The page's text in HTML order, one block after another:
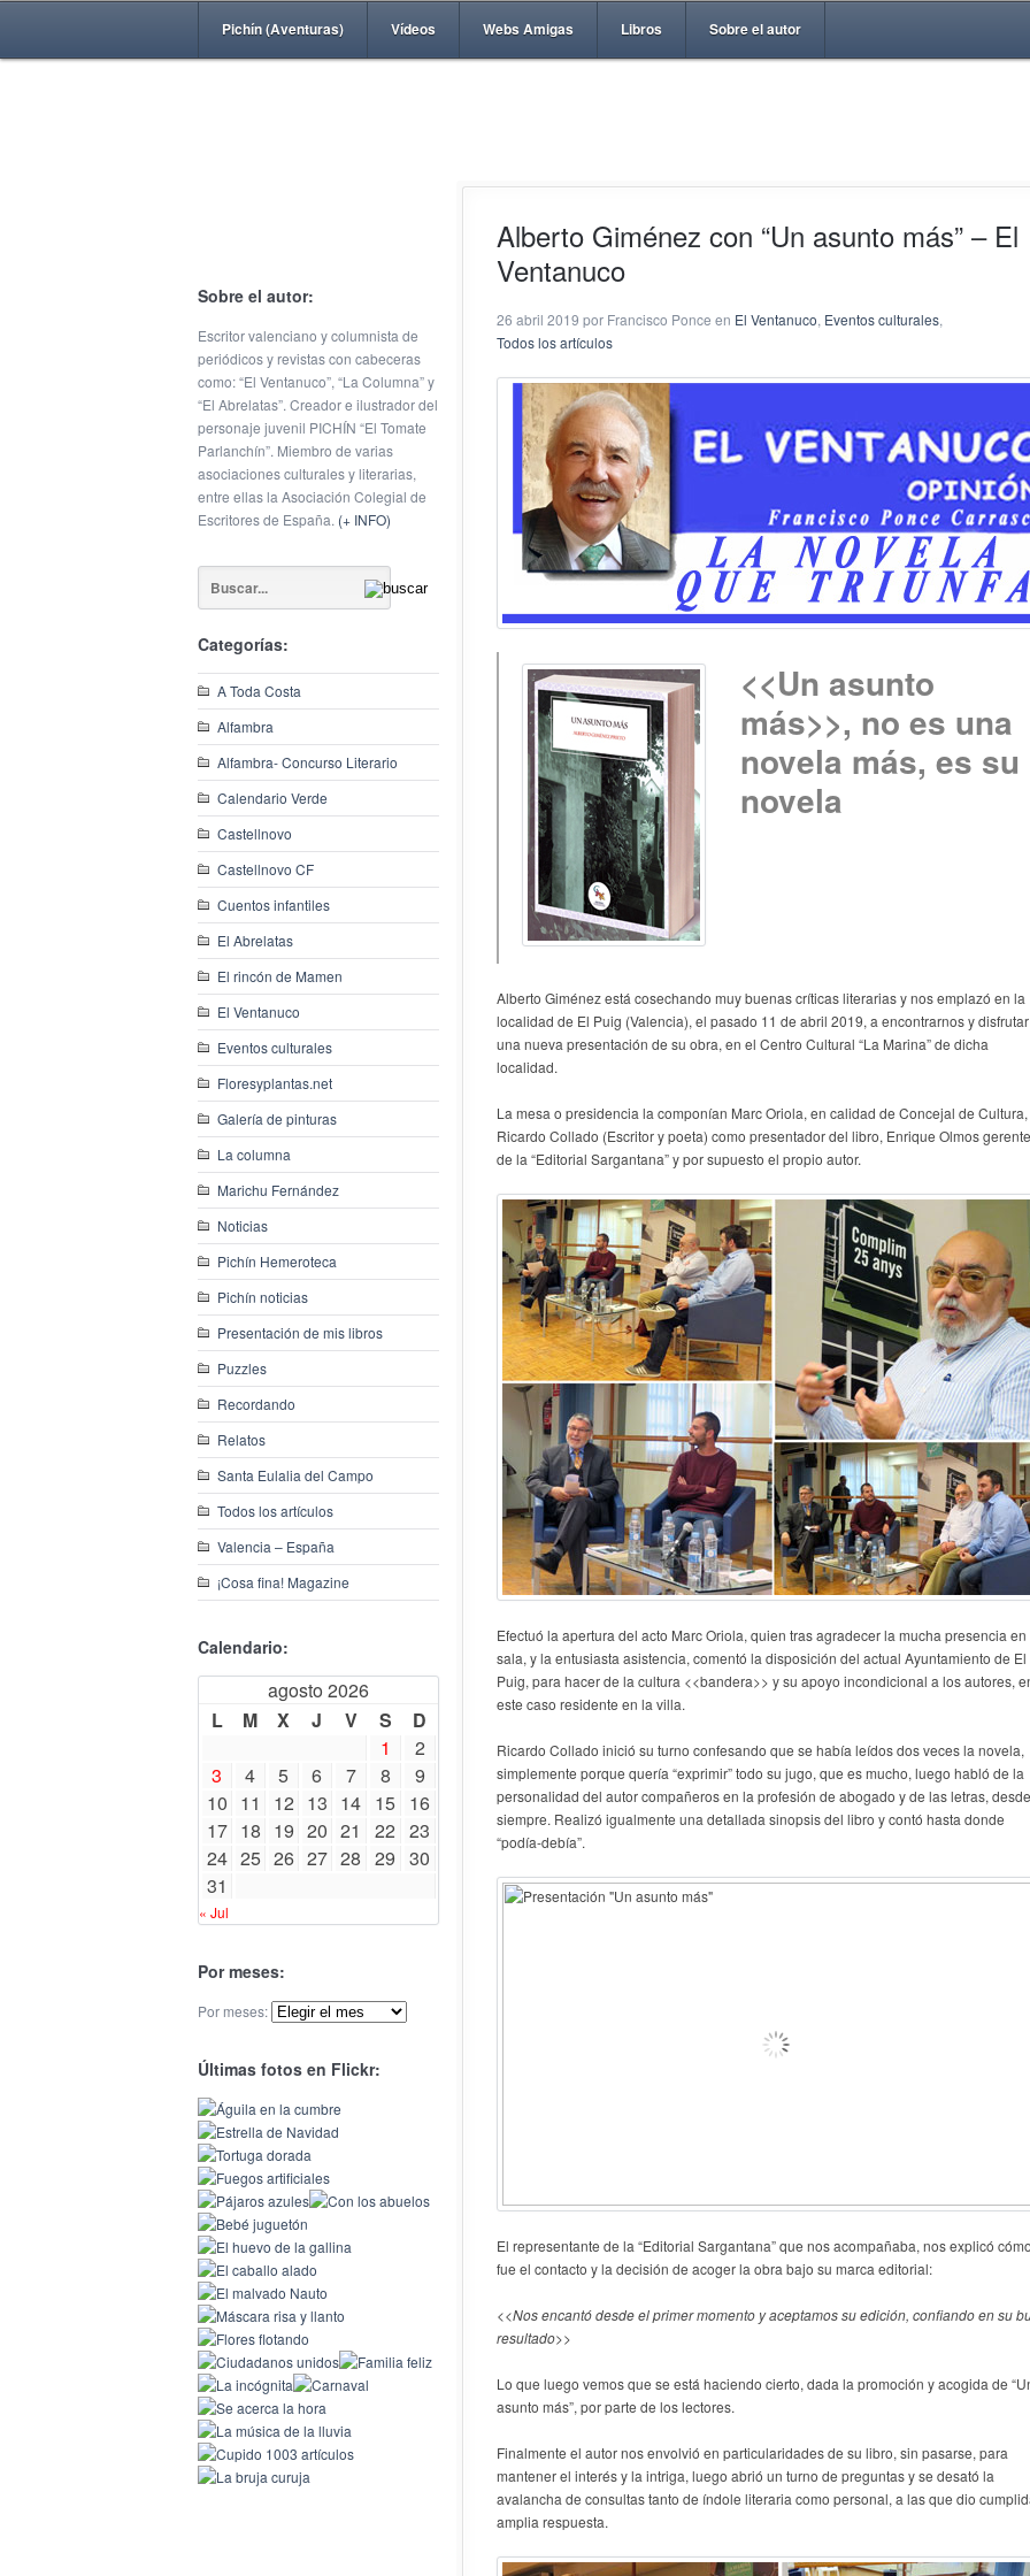
Pichín (Aventuras) Vídeos Webs Amigas Libros Sobre el autor
Sobre el autor:
Escritor valenciano y columnista de
periódicos y revistas con cabeceras
como: “El Ventanuco”, “La Columna” y
“El Abrelatas”. Creador e ilustrador del
personaje juvenil PICHÍN “El Tomate
Parlanchín”. Miembro de varias
asociaciones culturales y literarias,
entre ellas la Asociación Colegial de
Escritores de España. (+ INFO)
Categorías:
A Toda Costa
Alfambra
Alfambra- Concurso Literario
Calendario Verde
Castellnovo
Castellnovo CF
Cuentos infantiles
El Abrelatas
El rincón de Mamen
El Ventanuco
Eventos culturales
Floresyplantas.net
Galería de pinturas
La columna
Marichu Fernández
Noticias
Pichín Hemeroteca
Pichín noticias
Presentación de mis libros
Puzzles
Recordando
Relatos
Santa Eulalia del Campo
Todos los artículos
Valencia – España
¡Cosa fina! Magazine
Calendario:
agosto 2026
L
M X J V S
D
1
2
3
4 5 6 7 8
9
10 11 12 13 14 15 16
17 18 19 20 21 22 23
24 25 26 27 28 29 30
31
« Jul
Por meses:
Por meses:
Últimas fotos en Flickr:
Alberto Giménez con “Un asunto más” – El
Ventanuco
26 abril 2019 por Francisco Ponce en El Ventanuco, Eventos culturales,
Todos los artículos
<<Un asunto
más>>, no es una
novela más, es su
novela
Alberto Giménez está cosechando muy buenas críticas literarias y nos emplazó en la
localidad de El Puig (Valencia), el pasado 11 de abril 2019, a encontrarnos y
una nueva presentación de su obra, en el Centro Cultural “La Marina” de dicha
localidad.
La mesa o presidencia la componían Marc Oriola, en calidad de Concejal de Cultura,
Ricardo Collado (Escritor y poeta) como presentador del libro, Enrique Olmos gerente
de la “Editorial Sargantana” y por supuesto el propio autor.
Efectuó la apertura del acto Marc Oriola, quien tras agradecer la mucha presencia en
sala, y la entusiasta asistencia, comentó la disposición del actual Ayuntamiento de El
Puig, para hacer de la cultura <<bandera>> y su apoyo incondicional a los autores,
este caso residente en la villa.
Ricardo Collado inició su turno confesando que se había leídos dos veces la novela,
simplemente porque quería “exprimir” todo su jugo, que es mucho, luego habló de la
personalidad del autor compañeros en la profesión de abogado y de las letras, desde
siempre. Realizó igualmente una detallada sinopsis del libro y contó hasta donde
“podía-debía”.
El representante de la “Editorial Sargantana” que nos acompañaba, nos explicó
fue el contacto y la decisión de acoger la obra bajo su marca editorial:
<<Nos encantó desde el primer momento y aceptamos su edición, confiando en su
resultado>>
Lo que luego vemos que se está haciendo cierto, dada la promoción y acogida de
asunto más”, por parte de los lectores.
Finalmente el autor nos envolvió en particularidades de su libro, sin pasarse, para
mantener el interés y la intriga, luego abrió un turno de preguntas y se desató la
avalancha de consultas tanto de índole literaria como personal, a las que dio
amplia respuesta.